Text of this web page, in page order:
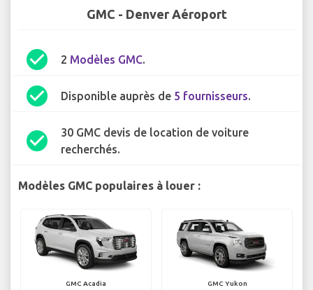
GMC - Denver Aéroport
check_circle 2 Modèles GMC.
check_circle Disponible auprès de 5 fournisseurs.
check_circle
30 GMC devis de location de voiture
recherchés.
Modèles GMC populaires à louer :
GMC Acadia GMC Yukon